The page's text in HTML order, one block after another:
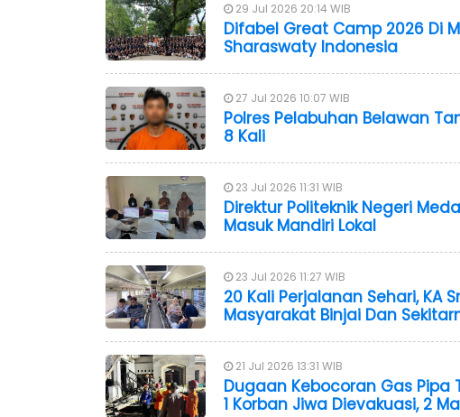
29 Jul 2026 20:14 WIB
Difabel Great Camp 2026 Di
Sharaswaty Indonesia
27 Jul 2026 10:07 WIB
Polres Pelabuhan Belawan
8 Kali
23 Jul 2026 11:31 WIB
Direktur Politeknik Negeri
Masuk Mandiri Lokal
23 Jul 2026 11:27 WIB
20 Kali Perjalanan Sehari, KA
Masyarakat Binjai Dan
21 Jul 2026 13:31 WIB
Dugaan Kebocoran Gas Pipa
1 Korban Jiwa Dievakuasi, 2